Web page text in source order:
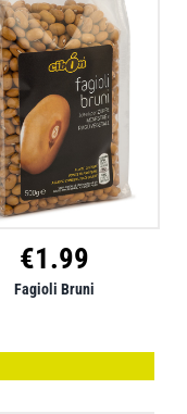
€1.99
Fagioli Bruni